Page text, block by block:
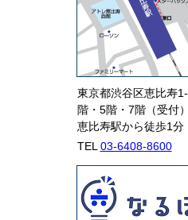
東京都渋谷区恵比寿
階・5階・7階（受付）
恵比寿駅から徒歩1分
TEL 03-6408-8600